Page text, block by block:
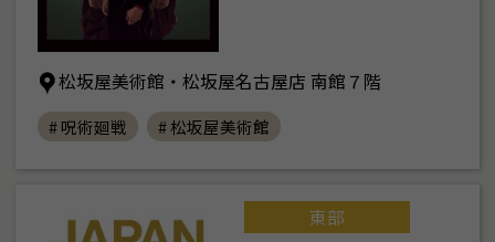
松坂屋美術館・松坂屋名古屋店 南館７階
# 呪術廻戦 # 松坂屋美術館
東部